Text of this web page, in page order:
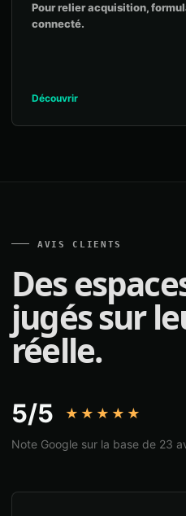
Pour relier acquisition,
connecté.
Découvrir
AVIS CLIENTS
Des
jugés sur
réelle.
5/5 ★★★★★
Note Google sur la base de 23